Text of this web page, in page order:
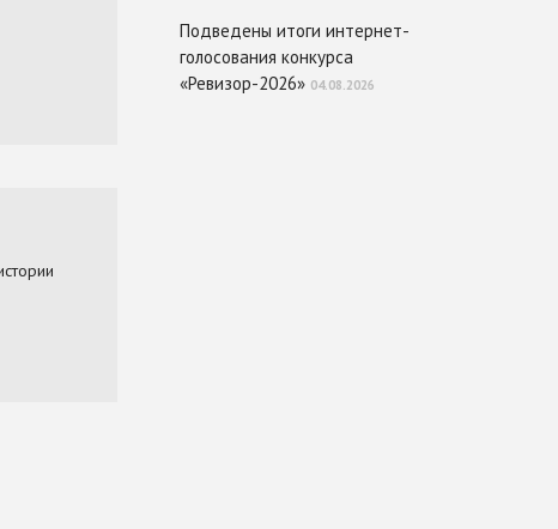
Подведены итоги интернет-
голосования конкурса
«Ревизор-2026» 04.08.2026